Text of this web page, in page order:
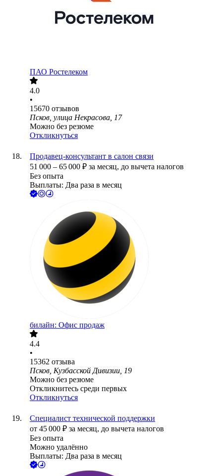
ПАО Ростелеком
4.0
•
15670 отзывов
Псков, улица Некрасова, 17
Можно без резюме
Откликнуться
Продавец-консультант в салон связи
51 000 – 65 000 ₽ за месяц, до вычета налогов
Без опыта
Выплаты: Два раза в месяц
билайн: Офис продаж
4.4
•
15362 отзыва
Псков, Кузбасской Дивизии, 19
Можно без резюме
Откликнитесь среди первых
Откликнуться
Специалист технической поддержки
от 45 000 ₽ за месяц, до вычета налогов
Без опыта
Можно удалённо
Выплаты: Два раза в месяц